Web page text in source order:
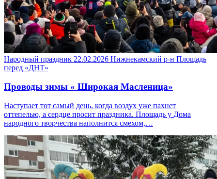
Народный праздник 22.02.2026 Нижнекамский р-н Площадь
перед «ДНТ»
Проводы зимы « Широкая Масленица»
Наступает тот самый день, когда воздух уже пахнет
оттепелью, а сердце просит праздника. Площадь у Дома
народного творчества наполнится смехом,…